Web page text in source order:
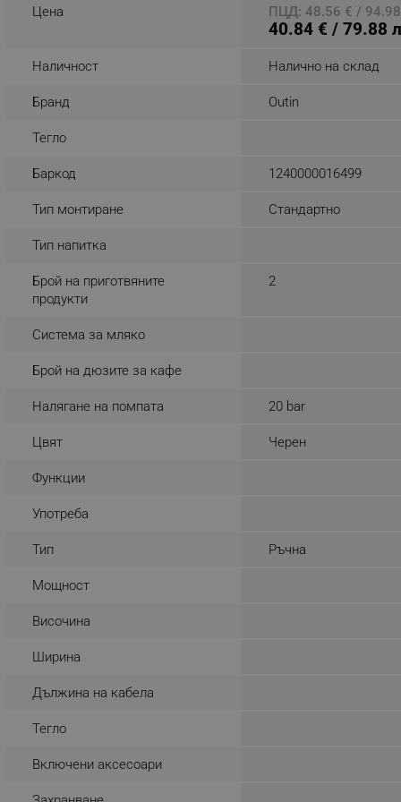
Цена ПЦД: 48.56 € /
40.84 € / 79.88
Наличност Налично на склад
Бранд Outin
Тегло
Баркод 1240000016499
Тип монтиране Стандартно
Тип напитка
Брой на приготвяните
продукти
2
Система за мляко
Брой на дюзите за кафе
Налягане на помпата 20 bar
Цвят Черен
Функции
Употреба
Тип Ръчна
Мощност
Височина
Ширина
Дължина на кабела
Тегло
Включени аксесоари
_nzm_noid_92166-7699
_sgf_test_mode
_sgf_tracking